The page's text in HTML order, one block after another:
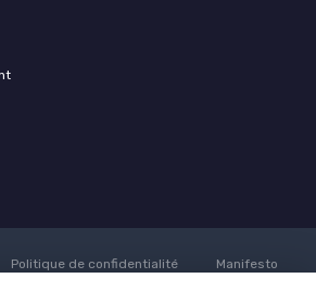
Politique de confidentialité
Manifesto